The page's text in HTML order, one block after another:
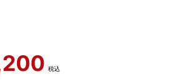
税込